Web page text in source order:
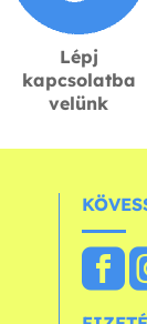
Lépj
kapcsolatba
velünk